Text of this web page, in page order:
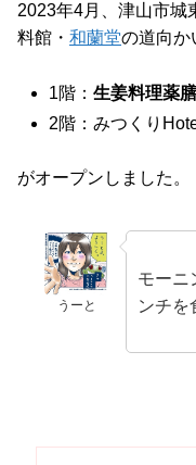
2023年4月、津山市城
料館・ 和蘭堂の道向か
1階：生姜料理薬
2階：みつくり
がオープンしました。
うーと
モーニ
ンチを